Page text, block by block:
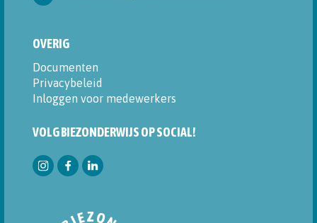
OVERIG
Documenten
Privacybeleid
Inloggen voor medewerkers
VOLG BIEZONDERWIJS OP SOCIAL!